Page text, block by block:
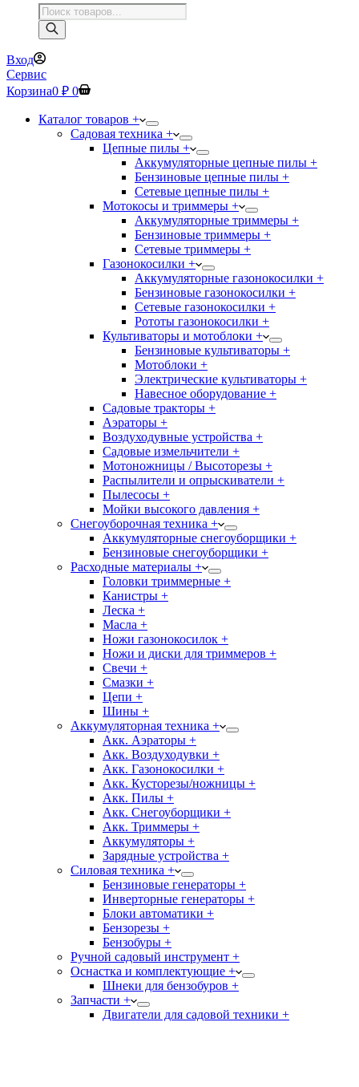
Поиск
товаров
Вход
Сервис
Корзина0 ₽ 0
Каталог товаров +
Садовая техника +
Цепные пилы +
Аккумуляторные цепные пилы +
Бензиновые цепные пилы +
Сетевые цепные пилы +
Мотокосы и триммеры +
Аккумуляторные триммеры +
Бензиновые триммеры +
Сетевые триммеры +
Газонокосилки +
Аккумуляторные газонокосилки +
Бензиновые газонокосилки +
Сетевые газонокосилки +
Рототы газонокосилки +
Культиваторы и мотоблоки +
Бензиновые культиваторы +
Мотоблоки +
Электрические культиваторы +
Навесное оборудование +
Садовые тракторы +
Аэраторы +
Воздуходувные устройства +
Садовые измельчители +
Мотоножницы / Высоторезы +
Распылители и опрыскиватели +
Пылесосы +
Мойки высокого давления +
Снегоуборочная техника +
Аккумуляторные снегоуборщики +
Бензиновые снегоуборщики +
Расходные материалы +
Головки триммерные +
Канистры +
Леска +
Масла +
Ножи газонокосилок +
Ножи и диски для триммеров +
Свечи +
Смазки +
Цепи +
Шины +
Аккумуляторная техника +
Акк. Аэраторы +
Акк. Воздуходувки +
Акк. Газонокосилки +
Акк. Кусторезы/ножницы +
Акк. Пилы +
Акк. Снегоуборщики +
Акк. Триммеры +
Аккумуляторы +
Зарядные устройства +
Силовая техника +
Бензиновые генераторы +
Инверторные генераторы +
Блоки автоматики +
Бензорезы +
Бензобуры +
Ручной садовый инструмент +
Оснастка и комплектующие +
Шнеки для бензобуров +
Запчасти +
Двигатели для садовой техники +